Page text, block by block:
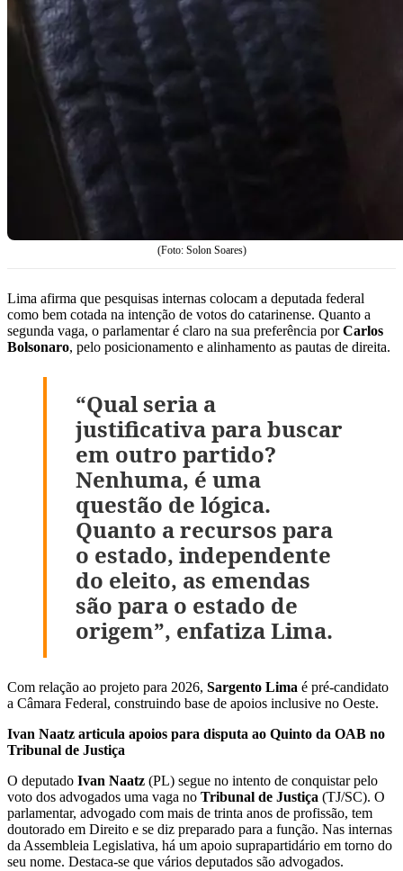
(Foto: Solon Soares)
Lima afirma que pesquisas internas colocam a deputada federal
como bem cotada na intenção de votos do catarinense. Quanto a
segunda vaga, o parlamentar é claro na sua preferência porCarlos
Bolsonaro, pelo posicionamento e alinhamento as pautas de direita.
“Qual seria a
justificativa para buscar
em outro partido?
Nenhuma, é uma
questão de lógica.
Quanto a recursos para
o estado, independente
do eleito, as emendas
são para o estado de
origem”, enfatiza Lima.
Com relação ao projeto para 2026, Sargento Lima é pré-candidato
a Câmara Federal, construindo base de apoios inclusive no Oeste.
Ivan Naatz articula apoios para disputa ao Quinto da OAB no
Tribunal de Justiça
O deputado Ivan Naatz (PL) segue no intento de conquistar pelo
voto dos advogados uma vaga no Tribunal de Justiça (TJ/SC). O
parlamentar, advogado com mais de trinta anos de profissão, tem
doutorado em Direito e se diz preparado para a função. Nas internas
da Assembleia Legislativa, há um apoio suprapartidário em torno do
seu nome. Destaca-se que vários deputados são advogados.